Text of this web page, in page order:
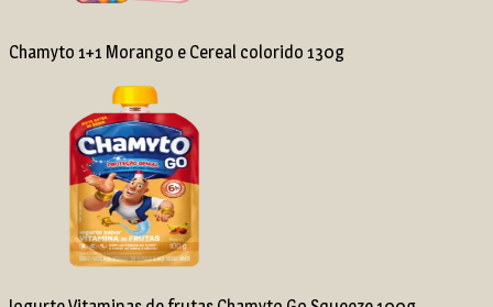
Chamyto 1+1 Morango e Cereal colorido 130g